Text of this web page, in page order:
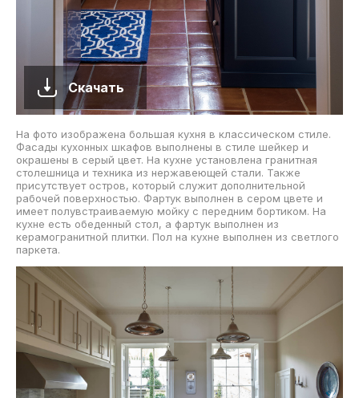
Скачать
На фото изображена большая кухня в классическом стиле.
Фасады кухонных шкафов выполнены в стиле шейкер и
окрашены в серый цвет. На кухне установлена гранитная
столешница и техника из нержавеющей стали. Также
присутствует остров, который служит дополнительной
рабочей поверхностью. Фартук выполнен в сером цвете и
имеет полувстраиваемую мойку с передним бортиком. На
кухне есть обеденный стол, а фартук выполнен из
керамогранитной плитки. Пол на кухне выполнен из светлого
паркета.